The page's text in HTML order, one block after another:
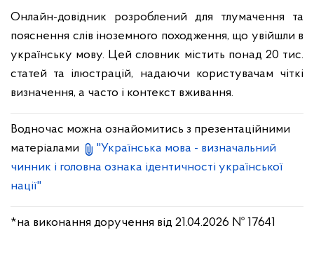
Онлайн-довідник розроблений для тлумачення та
пояснення слів іноземного походження, що увійшли в
українську мову. Цей словник містить понад 20 тис.
статей та ілюстрацій, надаючи користувачам чіткі
визначення, а часто і контекст вживання.
Водночас можна ознайомитись з презентаційними
матеріалами
"Українська мова - визначальний
чинник і головна ознака ідентичності української
нації"
*на виконання доручення від 21.04.2026 № 17641